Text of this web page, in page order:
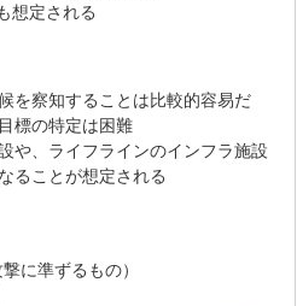
想定される
を察知することは比較的容易だ
標の特定は困難
や、ライフラインのインフラ施設
ることが想定される
に準ずるもの）